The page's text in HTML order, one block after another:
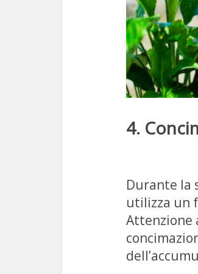
4.
Durante la
utilizza un
Attenzione